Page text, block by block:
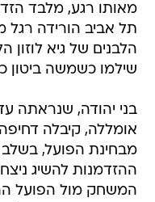
מאותו רגע, מלבד
תל אביב הורידה רגל
שילמו כשמשה ביטון
בני יהודה, שנראתה
אומללה, קיבלה דחיפה
מבחינת הפועל,
ההזדמנות להשיג
המשחק מול הפועל